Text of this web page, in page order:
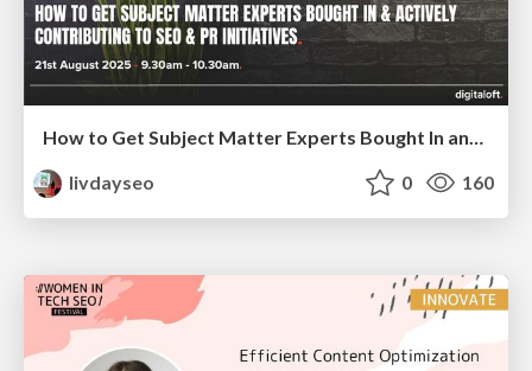
How to Get Subject Matter Experts Bought In and Actively Contributing to SEO & PR Initiatives.
livdayseo
0 160